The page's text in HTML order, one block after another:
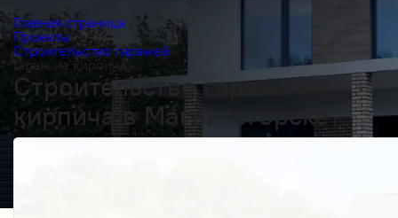
Главная страница
Проекты
Строительство гаражей
Гараж из кирпича
Строительство гаража из
кирпича в Магнитогорске
Получить косультацию